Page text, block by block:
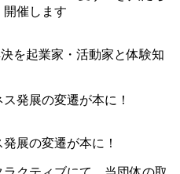
を起業家・活動家と体験知
展の変遷が本に！